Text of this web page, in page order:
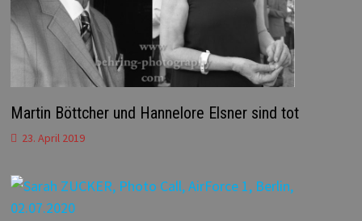
Martin Böttcher und Hannelore Elsner sind tot
23. April 2019